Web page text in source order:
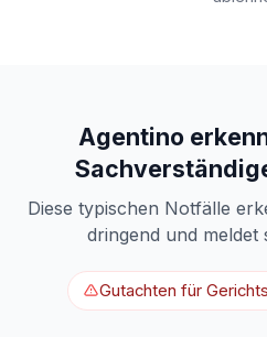
Agentino
Diese typischen Notfälle
dringend und meldet
Gutachten für